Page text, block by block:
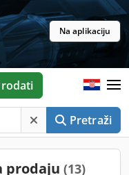
Na aplikaciju
Pretraži
prodaju (13)